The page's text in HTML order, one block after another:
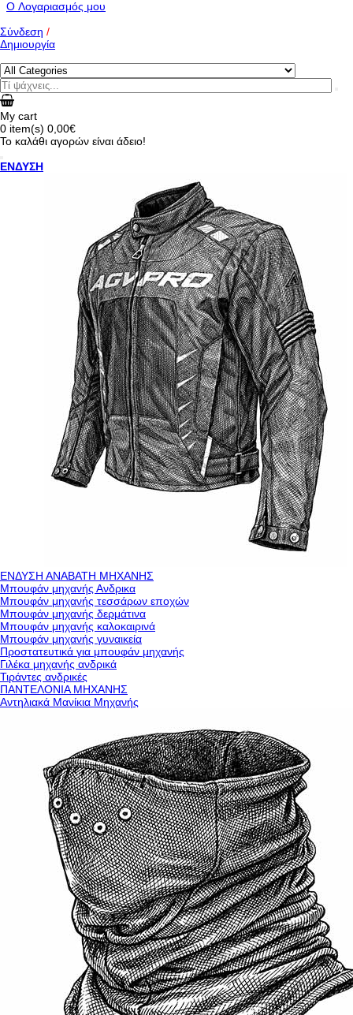
O Λογαριασμός μου
Σύνδεση /
Δημιουργία
My cart
0 item(s) 0,00€
Το καλάθι αγορών είναι άδειο!
ΕΝΔΥΣΗ
ΕΝΔΥΣΗ ΑΝΑΒΑΤΗ ΜΗΧΑΝΗΣ
Μπουφάν μηχανής Ανδρικα
Μπουφάν μηχανής τεσσάρων εποχών
Μπουφάν μηχανής δερμάτινα
Μπουφάν μηχανής καλοκαιρινά
Μπουφάν μηχανής γυναικεία
Προστατευτικά για μπουφάν μηχανής
Γιλέκα μηχανής ανδρικά
Τιράντες ανδρικές
ΠΑΝΤΕΛΟΝΙΑ ΜΗΧΑΝΗΣ
Αντηλιακά Μανίκια Μηχανής